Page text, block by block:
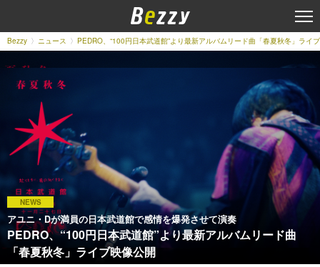
Bezzy ニュース PEDRO、“100円日本武道館”より最新アルバムリード曲「春夏秋冬」ライ
NEWS
アユニ・Dが満員の日本武道館で感情を爆発させて演奏
PEDRO、“100円日本武道館”より最新アルバムリード曲
「春夏秋冬」ライブ映像公開